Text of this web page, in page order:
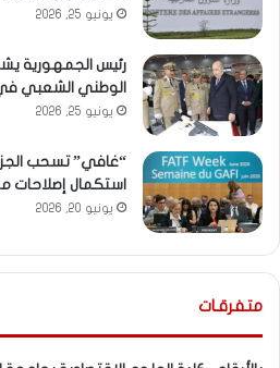
يونيو 25, 2026
رئيس الجمهورية
الوطني الشعبي في
يونيو 25, 2026
“غافي” تسحب
استكمال إصلاحات
يونيو 20, 2026
متفرقـات